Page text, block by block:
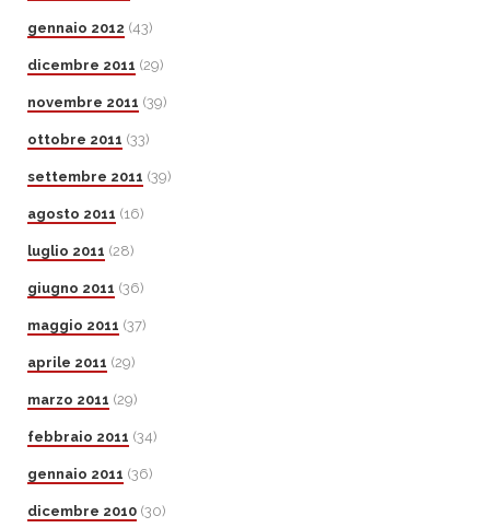
gennaio 2012 (43)
dicembre 2011 (29)
novembre 2011 (39)
ottobre 2011 (33)
settembre 2011 (39)
agosto 2011 (16)
luglio 2011 (28)
giugno 2011 (36)
maggio 2011 (37)
aprile 2011 (29)
marzo 2011 (29)
febbraio 2011 (34)
gennaio 2011 (36)
dicembre 2010 (30)